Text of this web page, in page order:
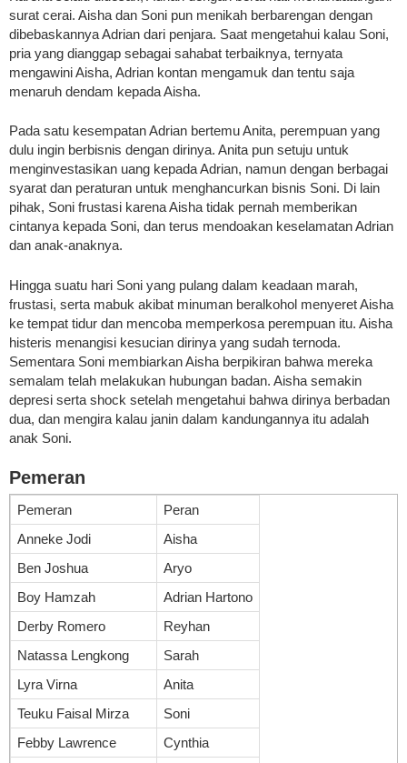
surat cerai. Aisha dan Soni pun menikah berbarengan dengan
dibebaskannya Adrian dari penjara. Saat mengetahui kalau Soni,
pria yang dianggap sebagai sahabat terbaiknya, ternyata
mengawini Aisha, Adrian kontan mengamuk dan tentu saja
menaruh dendam kepada Aisha.
Pada satu kesempatan Adrian bertemu Anita, perempuan yang
dulu ingin berbisnis dengan dirinya. Anita pun setuju untuk
menginvestasikan uang kepada Adrian, namun dengan berbagai
syarat dan peraturan untuk menghancurkan bisnis Soni. Di lain
pihak, Soni frustasi karena Aisha tidak pernah memberikan
cintanya kepada Soni, dan terus mendoakan keselamatan Adrian
dan anak-anaknya.
Hingga suatu hari Soni yang pulang dalam keadaan marah,
frustasi, serta mabuk akibat minuman beralkohol menyeret Aisha
ke tempat tidur dan mencoba memperkosa perempuan itu. Aisha
histeris menangisi kesucian dirinya yang sudah ternoda.
Sementara Soni membiarkan Aisha berpikiran bahwa mereka
semalam telah melakukan hubungan badan. Aisha semakin
depresi serta shock setelah mengetahui bahwa dirinya berbadan
dua, dan mengira kalau janin dalam kandungannya itu adalah
anak Soni.
Pemeran
Pemeran
Peran
Anneke Jodi
Aisha
Ben Joshua
Aryo
Boy Hamzah
Adrian Hartono
Derby Romero
Reyhan
Natassa Lengkong
Sarah
Lyra Virna
Anita
Teuku Faisal Mirza
Soni
Febby Lawrence
Cynthia